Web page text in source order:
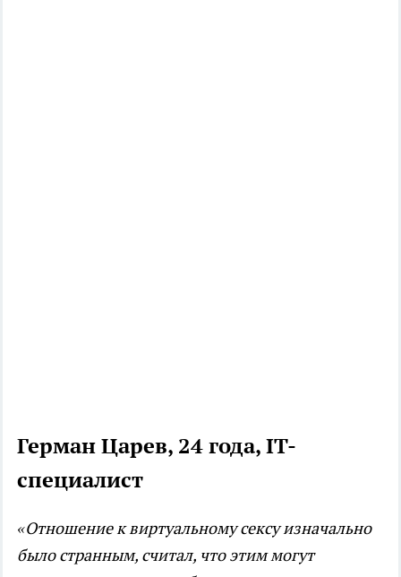
Герман Царев, 24 года, IT-
специалист
«Отношение к виртуальному сексу изначально
было странным, считал, что этим могут